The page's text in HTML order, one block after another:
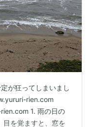
が狂ってしまいまし
rien.com
1. 雨の日の
目を覚ますと、窓を